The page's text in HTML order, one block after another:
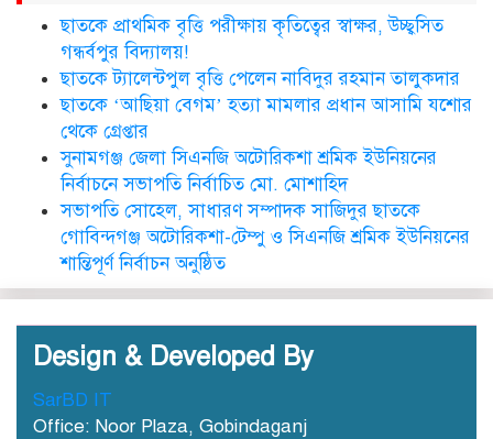
ছাতকে এক শিক্ষিকা ভারতে টাটা
হাসপাতালে ভতি
ছাত‌কে দৈনিক সুনামকণ্ঠ’র সপ্তম
প্রতিষ্ঠা বার্ষিকী পালিত
ডা. নার্গিস বাহার চৌধুরীর ইন্তেকাল
ছাতকে প্রাথমিক বৃত্তি পরীক্ষায় কৃতিত্বের স্বাক্ষর, উচ্ছ্বসিত
গন্ধর্বপুর বিদ্যালয়!
ছাতকে ট্যালেন্টপুল বৃত্তি পেলেন নাবিদুর রহমান তালুকদার
ছাতকে ‘আছিয়া বেগম’ হত্যা মামলার প্রধান আসামি যশোর
থেকে গ্রেপ্তার
সুনামগঞ্জ জেলা সিএনজি অটোরিকশা শ্রমিক ইউনিয়নের
নির্বাচনে সভাপতি নির্বাচিত মো. মোশাহিদ
সভাপতি সোহেল, সাধারণ সম্পাদক সাজিদুর ছাতকে
গোবিন্দগঞ্জ অটোরিকশা-টেম্পু ও সিএনজি শ্রমিক ইউনিয়নের
শান্তিপূর্ণ নির্বাচন অনুষ্ঠিত
Design & Developed By
SarBD IT
Office: Noor Plaza, Gobindaganj